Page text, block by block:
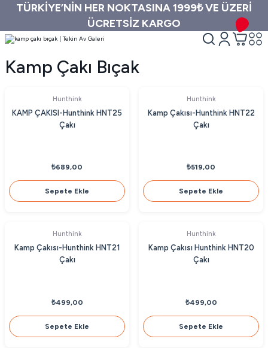
TÜRKİYE’NİN HER NOKTASINA 1999₺ VE ÜZERİ
ÜCRETSİZ KARGO
Kamp Çakı Bıçak
Hunthink
KAMP ÇAKISI-Hunthink HNT25
Çakı
₺689,00
Sepete Ekle
Hunthink
Kamp Çakısı-Hunthink HNT22
Çakı
₺519,00
Sepete Ekle
Hunthink
Kamp Çakısı-Hunthink HNT21
Çakı
₺499,00
Sepete Ekle
Hunthink
Kamp Çakısı Hunthink HNT20
Çakı
₺499,00
Sepete Ekle